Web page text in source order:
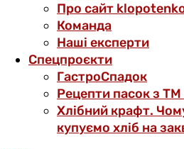
Про сайт
Команда
Наші експерти
Спецпроєкти
ГастроСпадок
Рецепти пасок з ТМ
Хлібний крафт.
купуємо хліб на